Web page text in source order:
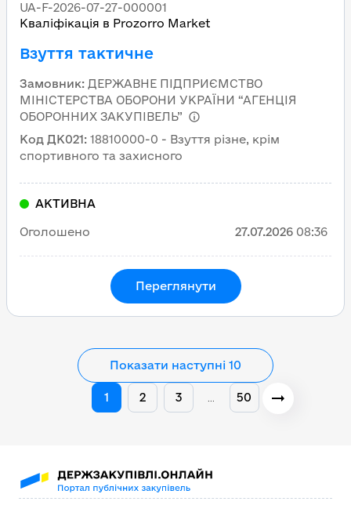
UA-F-2026-07-27-000001
Кваліфікація в Prozorro Market
Взуття тактичне
Замовник: ДЕРЖАВНЕ ПІДПРИЄМСТВО
МІНІСТЕРСТВА ОБОРОНИ УКРАЇНИ “АГЕНЦІЯ
ОБОРОННИХ ЗАКУПІВЕЛЬ”
Код ДК021: 18810000-0 - Взуття різне, крім
спортивного та захисного
АКТИВНА
Оголошено 27.07.2026 08:36
Переглянути
Показати наступні 10
1 2 3 50